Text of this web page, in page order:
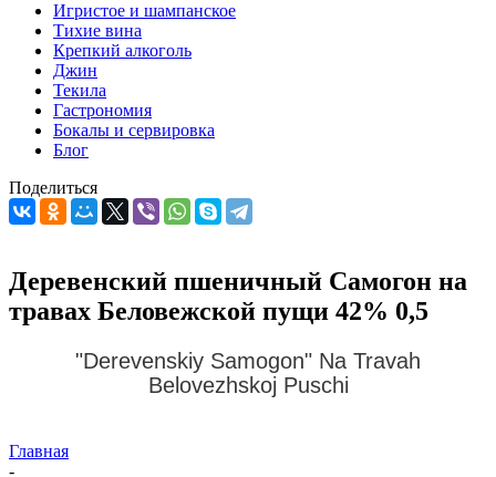
Игристое и шампанское
Тихие вина
Крепкий алкоголь
Джин
Текила
Гастрономия
Бокалы и сервировка
Блог
Поделиться
Деревенский пшеничный Самогон на
травах Беловежской пущи 42% 0,5
"Derevenskiy Samogon" Na Travah
Belovezhskоj Puschi
Главная
-